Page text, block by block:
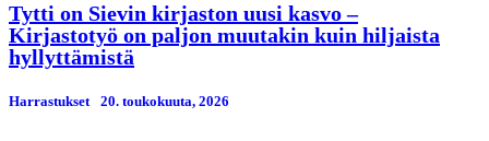
Tytti on Sievin kirjaston uusi kasvo –
Kirjastotyö on paljon muutakin kuin hiljaista
hyllyttämistä
Harrastukset 20. toukokuuta, 2026